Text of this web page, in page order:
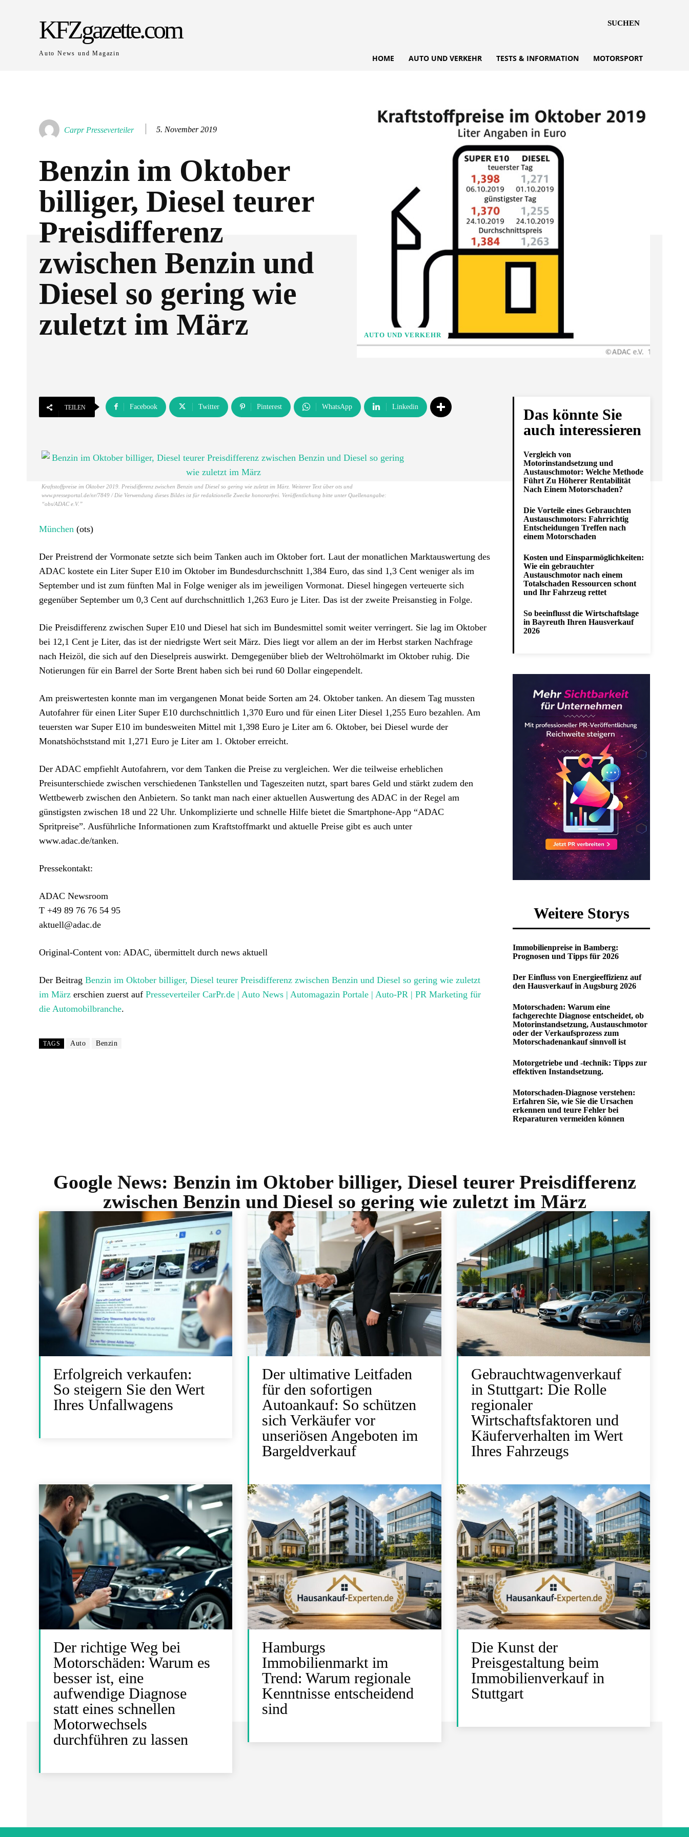
KFZgazette.com
Auto News und Magazin
SUCHEN
HOME AUTO UND VERKEHR TESTS & INFORMATION MOTORSPORT
Carpr Presseverteiler 5. November 2019
Benzin im Oktober
billiger, Diesel teurer
Preisdifferenz
zwischen Benzin und
Diesel so gering wie
zuletzt im März
AUTO UND VERKEHR
TEILEN Facebook Twitter Pinterest WhatsApp Linkedin
Kraftstoffpreise im Oktober 2019. Preisdifferenz zwischen Benzin und Diesel so gering wie zuletzt im März. Weiterer Text über ots und
www.presseportal.de/nr/7849 / Die Verwendung dieses Bildes ist für redaktionelle Zwecke honorarfrei. Veröffentlichung bitte unter Quellenangabe:
“obs/ADAC e.V.”
München (ots)
Der Preistrend der Vormonate setzte sich beim Tanken auch im Oktober fort. Laut der monatlichen Marktauswertung des
ADAC kostete ein Liter Super E10 im Oktober im Bundesdurchschnitt 1,384 Euro, das sind 1,3 Cent weniger als im
September und ist zum fünften Mal in Folge weniger als im jeweiligen Vormonat. Diesel hingegen verteuerte sich
gegenüber September um 0,3 Cent auf durchschnittlich 1,263 Euro je Liter. Das ist der zweite Preisanstieg in Folge.
Die Preisdifferenz zwischen Super E10 und Diesel hat sich im Bundesmittel somit weiter verringert. Sie lag im Oktober
bei 12,1 Cent je Liter, das ist der niedrigste Wert seit März. Dies liegt vor allem an der im Herbst starken Nachfrage
nach Heizöl, die sich auf den Dieselpreis auswirkt. Demgegenüber blieb der Weltrohölmarkt im Oktober ruhig. Die
Notierungen für ein Barrel der Sorte Brent haben sich bei rund 60 Dollar eingependelt.
Am preiswertesten konnte man im vergangenen Monat beide Sorten am 24. Oktober tanken. An diesem Tag mussten
Autofahrer für einen Liter Super E10 durchschnittlich 1,370 Euro und für einen Liter Diesel 1,255 Euro bezahlen. Am
teuersten war Super E10 im bundesweiten Mittel mit 1,398 Euro je Liter am 6. Oktober, bei Diesel wurde der
Monatshöchststand mit 1,271 Euro je Liter am 1. Oktober erreicht.
Der ADAC empfiehlt Autofahrern, vor dem Tanken die Preise zu vergleichen. Wer die teilweise erheblichen
Preisunterschiede zwischen verschiedenen Tankstellen und Tageszeiten nutzt, spart bares Geld und stärkt zudem den
Wettbewerb zwischen den Anbietern. So tankt man nach einer aktuellen Auswertung des ADAC in der Regel am
günstigsten zwischen 18 und 22 Uhr. Unkomplizierte und schnelle Hilfe bietet die Smartphone-App “ADAC
Spritpreise”. Ausführliche Informationen zum Kraftstoffmarkt und aktuelle Preise gibt es auch unter
www.adac.de/tanken.
Pressekontakt:
ADAC Newsroom
T +49 89 76 76 54 95
aktuell@adac.de
Original-Content von: ADAC, übermittelt durch news aktuell
Der Beitrag Benzin im Oktober billiger, Diesel teurer Preisdifferenz zwischen Benzin und Diesel so gering wie zuletzt
im März erschien zuerst auf Presseverteiler CarPr.de | Auto News | Automagazin Portale | Auto-PR | PR Marketing für
die Automobilbranche.
TAGS Auto Benzin
Das könnte Sie
auch interessieren
Vergleich von
Motorinstandsetzung und
Austauschmotor: Welche Methode
Führt Zu Höherer Rentabilität
Nach Einem Motorschaden?
Die Vorteile eines Gebrauchten
Austauschmotors: Fahrrichtig
Entscheidungen Treffen nach
einem Motorschaden
Kosten und Einsparmöglichkeiten:
Wie ein gebrauchter
Austauschmotor nach einem
Totalschaden Ressourcen schont
und Ihr Fahrzeug rettet
So beeinflusst die Wirtschaftslage
in Bayreuth Ihren Hausverkauf
2026
Weitere Storys
Immobilienpreise in Bamberg:
Prognosen und Tipps für 2026
Der Einfluss von Energieeffizienz auf
den Hausverkauf in Augsburg 2026
Motorschaden: Warum eine
fachgerechte Diagnose entscheidet, ob
Motorinstandsetzung, Austauschmotor
oder der Verkaufsprozess zum
Motorschadenankauf sinnvoll ist
Motorgetriebe und -technik: Tipps zur
effektiven Instandsetzung.
Motorschaden-Diagnose verstehen:
Erfahren Sie, wie Sie die Ursachen
erkennen und teure Fehler bei
Reparaturen vermeiden können
Google News: Benzin im Oktober billiger, Diesel teurer Preisdifferenz
zwischen Benzin und Diesel so gering wie zuletzt im März
Erfolgreich verkaufen:
So steigern Sie den Wert
Ihres Unfallwagens
Der ultimative Leitfaden
für den sofortigen
Autoankauf: So schützen
sich Verkäufer vor
unseriösen Angeboten im
Bargeldverkauf
Gebrauchtwagenverkauf
in Stuttgart: Die Rolle
regionaler
Wirtschaftsfaktoren und
Käuferverhalten im Wert
Ihres Fahrzeugs
Der richtige Weg bei
Motorschäden: Warum es
besser ist, eine
aufwendige Diagnose
statt eines schnellen
Motorwechsels
durchführen zu lassen
Hamburgs
Immobilienmarkt im
Trend: Warum regionale
Kenntnisse entscheidend
sind
Die Kunst der
Preisgestaltung beim
Immobilienverkauf in
Stuttgart